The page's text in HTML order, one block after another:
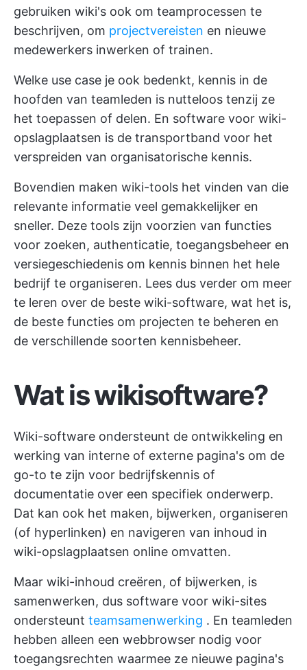
gebruiken wiki's ook om teamprocessen te
beschrijven, om projectvereisten en nieuwe
medewerkers inwerken of trainen.
Welke use case je ook bedenkt, kennis in de
hoofden van teamleden is nutteloos tenzij ze
het toepassen of delen. En software voor wiki-
opslagplaatsen is de transportband voor het
verspreiden van organisatorische kennis.
Bovendien maken wiki-tools het vinden van die
relevante informatie veel gemakkelijker en
sneller. Deze tools zijn voorzien van functies
voor zoeken, authenticatie, toegangsbeheer en
versiegeschiedenis om kennis binnen het hele
bedrijf te organiseren. Lees dus verder om meer
te leren over de beste wiki-software, wat het is,
de beste functies om projecten te beheren en
de verschillende soorten kennisbeheer.
Wat is wikisoftware?
Wiki-software ondersteunt de ontwikkeling en
werking van interne of externe pagina's om de
go-to te zijn voor bedrijfskennis of
documentatie over een specifiek onderwerp.
Dat kan ook het maken, bijwerken, organiseren
(of hyperlinken) en navigeren van inhoud in
wiki-opslagplaatsen online omvatten.
Maar wiki-inhoud creëren, of bijwerken, is
samenwerken, dus software voor wiki-sites
ondersteunt teamsamenwerking . En teamleden
hebben alleen een webbrowser nodig voor
toegangsrechten waarmee ze nieuwe pagina's